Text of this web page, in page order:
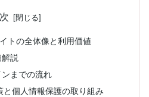
トの全体像と利用価値
説
までの流れ
と個人情報保護の取り組み